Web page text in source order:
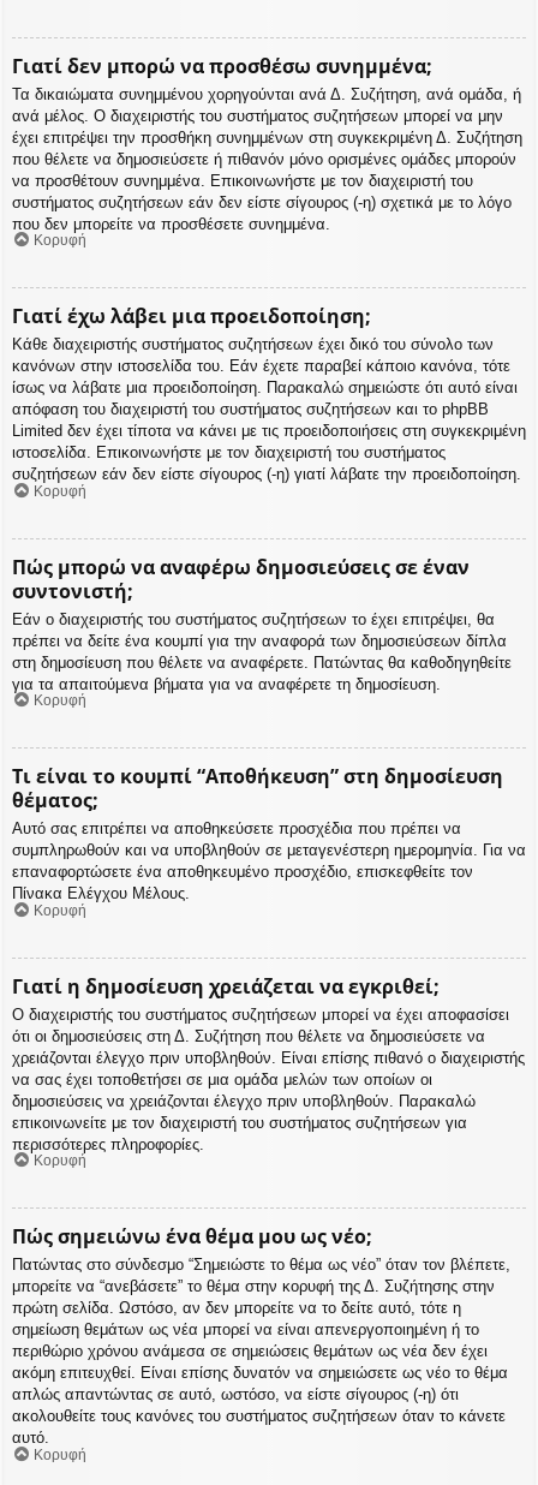
Γιατί δεν μπορώ να προσθέσω συνημμένα;
Τα δικαιώματα συνημμένου χορηγούνται ανά Δ. Συζήτηση, ανά ομάδα, ή
ανά μέλος. Ο διαχειριστής του συστήματος συζητήσεων μπορεί να μην
έχει επιτρέψει την προσθήκη συνημμένων στη συγκεκριμένη Δ. Συζήτηση
που θέλετε να δημοσιεύσετε ή πιθανόν μόνο ορισμένες ομάδες μπορούν
να προσθέτουν συνημμένα. Επικοινωνήστε με τον διαχειριστή του
συστήματος συζητήσεων εάν δεν είστε σίγουρος (-η) σχετικά με το λόγο
που δεν μπορείτε να προσθέσετε συνημμένα.
Κορυφή
Γιατί έχω λάβει μια προειδοποίηση;
Κάθε διαχειριστής συστήματος συζητήσεων έχει δικό του σύνολο των
κανόνων στην ιστοσελίδα του. Εάν έχετε παραβεί κάποιο κανόνα, τότε
ίσως να λάβατε μια προειδοποίηση. Παρακαλώ σημειώστε ότι αυτό είναι
απόφαση του διαχειριστή του συστήματος συζητήσεων και το phpBB
Limited δεν έχει τίποτα να κάνει με τις προειδοποιήσεις στη συγκεκριμένη
ιστοσελίδα. Επικοινωνήστε με τον διαχειριστή του συστήματος
συζητήσεων εάν δεν είστε σίγουρος (-η) γιατί λάβατε την προειδοποίηση.
Κορυφή
Πώς μπορώ να αναφέρω δημοσιεύσεις σε έναν
συντονιστή;
Εάν ο διαχειριστής του συστήματος συζητήσεων το έχει επιτρέψει, θα
πρέπει να δείτε ένα κουμπί για την αναφορά των δημοσιεύσεων δίπλα
στη δημοσίευση που θέλετε να αναφέρετε. Πατώντας θα καθοδηγηθείτε
για τα απαιτούμενα βήματα για να αναφέρετε τη δημοσίευση.
Κορυφή
Τι είναι το κουμπί “Αποθήκευση” στη δημοσίευση
θέματος;
Αυτό σας επιτρέπει να αποθηκεύσετε προσχέδια που πρέπει να
συμπληρωθούν και να υποβληθούν σε μεταγενέστερη ημερομηνία. Για να
επαναφορτώσετε ένα αποθηκευμένο προσχέδιο, επισκεφθείτε τον
Πίνακα Ελέγχου Μέλους.
Κορυφή
Γιατί η δημοσίευση χρειάζεται να εγκριθεί;
Ο διαχειριστής του συστήματος συζητήσεων μπορεί να έχει αποφασίσει
ότι οι δημοσιεύσεις στη Δ. Συζήτηση που θέλετε να δημοσιεύσετε να
χρειάζονται έλεγχο πριν υποβληθούν. Είναι επίσης πιθανό ο διαχειριστής
να σας έχει τοποθετήσει σε μια ομάδα μελών των οποίων οι
δημοσιεύσεις να χρειάζονται έλεγχο πριν υποβληθούν. Παρακαλώ
επικοινωνείτε με τον διαχειριστή του συστήματος συζητήσεων για
περισσότερες πληροφορίες.
Κορυφή
Πώς σημειώνω ένα θέμα μου ως νέο;
Πατώντας στο σύνδεσμο “Σημειώστε το θέμα ως νέο” όταν τον βλέπετε,
μπορείτε να “ανεβάσετε” το θέμα στην κορυφή της Δ. Συζήτησης στην
πρώτη σελίδα. Ωστόσο, αν δεν μπορείτε να το δείτε αυτό, τότε η
σημείωση θεμάτων ως νέα μπορεί να είναι απενεργοποιημένη ή το
περιθώριο χρόνου ανάμεσα σε σημειώσεις θεμάτων ως νέα δεν έχει
ακόμη επιτευχθεί. Είναι επίσης δυνατόν να σημειώσετε ως νέο το θέμα
απλώς απαντώντας σε αυτό, ωστόσο, να είστε σίγουρος (-η) ότι
ακολουθείτε τους κανόνες του συστήματος συζητήσεων όταν το κάνετε
αυτό.
Κορυφή